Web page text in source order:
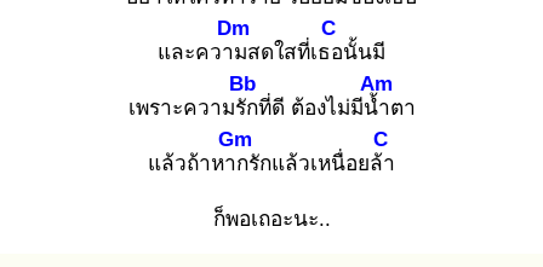
และความ
Dm
สดใสที่เธอ
C
นั้นมี
เพราะความรัก
Bb
ที่ดี ต้องไม่มีน้ำ
Am
ตา
แล้วถ้าหาก
Gm
รักแล้วเหนื่อยล้า
C
ก็พอเถอะนะ..